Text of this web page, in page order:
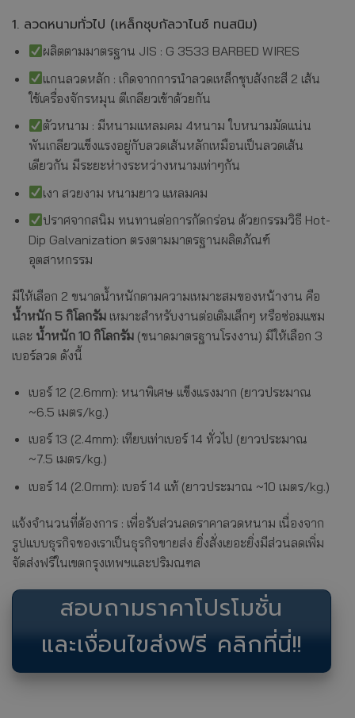
1. ลวดหนามทั่วไป (เหล็กชุบกัลวาไนซ์ ทนสนิม)
ผลิตตามมาตรฐาน JIS : G 3533 BARBED WIRES
แกนลวดหลัก : เกิดจากการนำลวดเหล็กชุบสังกะสี 2 เส้น
ใช้เครื่องจักรหมุน ตีเกลียวเข้าด้วยกัน
ตัวหนาม : มีหนามแหลมคม 4หนาม ใบหนามมัดแน่น
พันเกลียวแข็งแรงอยู่กับลวดเส้นหลักเหมือนเป็นลวดเส้น
เดียวกัน มีระยะห่างระหว่างหนามเท่าๆกัน
เงา สวยงาม หนามยาว แหลมคม
ปราศจากสนิม ทนทานต่อการกัดกร่อน ด้วยกรรมวิธี Hot-
Dip Galvanization ตรงตามมาตรฐานผลิตภัณฑ์
อุตสาหกรรม
มีให้เลือก 2 ขนาดน้ำหนักตามความเหมาะสมของหน้างาน คือ
น้ำหนัก 5 กิโลกรัม เหมาะสำหรับงานต่อเติมเล็กๆ หรือซ่อมแซม
และ น้ำหนัก 10 กิโลกรัม (ขนาดมาตรฐานโรงงาน) มีให้เลือก 3
เบอร์ลวด ดังนี้
เบอร์ 12 (2.6mm): หนาพิเศษ แข็งแรงมาก (ยาวประมาณ
~6.5 เมตร/kg.)
เบอร์ 13 (2.4mm): เทียบเท่าเบอร์ 14 ทั่วไป (ยาวประมาณ
~7.5 เมตร/kg.)
เบอร์ 14 (2.0mm): เบอร์ 14 แท้ (ยาวประมาณ ~10 เมตร/kg.)
แจ้งจำนวนที่ต้องการ : เพื่อรับส่วนลดราคาลวดหนาม เนื่องจาก
รูปแบบธุรกิจของเราเป็นธุรกิจขายส่ง ยิ่งสั่งเยอะยิ่งมีส่วนลดเพิ่ม
จัดส่งฟรีในเขตกรุงเทพฯและปริมณฑล
สอบถามราคาโปรโมชั่น
และเงื่อนไขส่งฟรี คลิกที่นี่!!